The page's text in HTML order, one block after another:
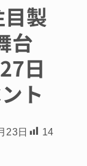
目製
台
日
ト
23日 14